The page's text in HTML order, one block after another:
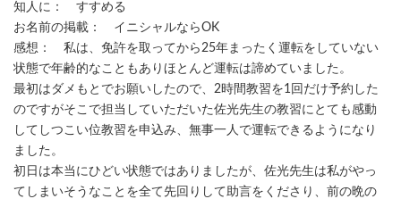
知人に： すすめる
お名前の掲載： イニシャルならOK
感想： 私は、免許を取ってから25年まったく運転をしていない
状態で年齢的なこともありほとんど運転は諦めていました。
最初はダメもとでお願いしたので、2時間教習を1回だけ予約した
のですがそこで担当していただいた佐光先生の教習にとても感動
してしつこい位教習を申込み、無事一人で運転できるようになり
ました。
初日は本当にひどい状態ではありましたが、佐光先生は私がやっ
てしまいそうなことを全て先回りして助言をくださり、前の晩の